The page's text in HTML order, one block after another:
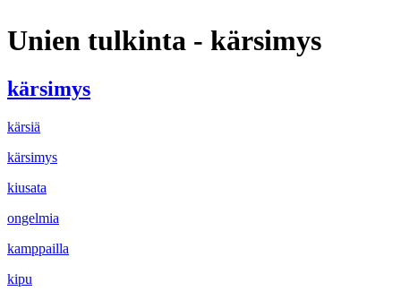
Unien tulkinta - kärsimys
kärsimys
kärsiä
kärsimys
kiusata
ongelmia
kamppailla
kipu